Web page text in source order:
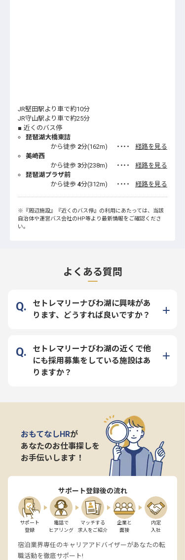
JR堅田駅より車で約10分
JR守山駅より車で約25分
近くのバス停
琵琶湖大橋東詰
から徒歩 2分(162m) ・・・・
経路を見る
美崎西
から徒歩 3分(238m) ・・・・
経路を見る
琵琶湖プラザ前
から徒歩 4分(312m) ・・・・ 経路を見る
※ 『周辺施設』 『近くのバス停』 の利用にあたっては、当該
自治体や運営バス会社のHP等より最新情報をご確認くださ
い。
よくある質問
セトレマリーナびわ湖に興味があ
ります、どうすれば良いですか？
セトレマリーナびわ湖の近くで他
にも採用募集をしている施設はあ
りますか？
おもてなしHRが
あなたのお仕事探しを
お手伝いします！
サポート登録後の流れ
サポート
登録
電話で
ヒアリング
マッチする
求人をご紹介
企業と
面接
内定
入社
宿泊業界専任のキャリアアドバイザーがあなたの転
職活動を徹底サポート!